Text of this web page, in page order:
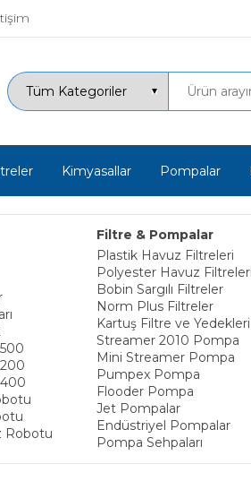
Kimyasallar Pompalar
Filtre & Pompalar
Robotu
Plastik Havuz Filtreleri
Polyester Havuz Filtreleri
Bobin Sargılı Filtreler
Norm Plus Filtreler
Kartuş Filtre ve Yedekleri
Streamer 2010 Pompa
Mini Streamer Pompa
Pumpex Pompa
Flooder Pompa
Jet Pompalar
Endüstriyel Pompalar
Pompa Sehpaları